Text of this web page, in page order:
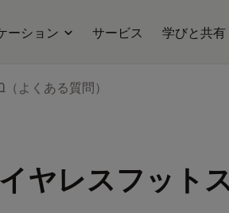
ーション サービス 学びと共有
（よくある質問）
ヤレスフット